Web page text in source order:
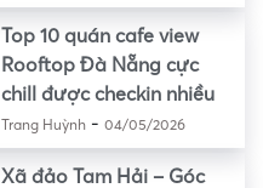
Top 10 quán cafe view
Rooftop Đà Nẵng cực
chill được checkin nhiều
Trang Huỳnh- 04/05/2026
Xã đảo Tam Hải – Góc